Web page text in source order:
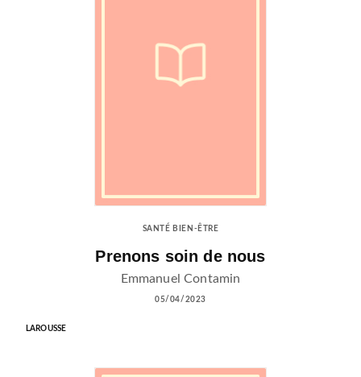
SANTÉ BIEN-ÊTRE
Prenons soin de nous
Emmanuel Contamin
05/04/2023
LAROUSSE